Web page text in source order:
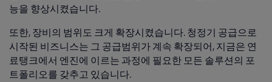
능을 향상시켰습니다.
또한, 장비의 범위도 크게 확장시켰습니다. 청정기 공급으로
시작된 비즈니스는 그 공급범위가 계속 확장되어, 지금은 연
료탱크에서 엔진에 이르는 과정에 필요한 모든 솔루션의 포
트폴리오를 갖추고 있습니다.